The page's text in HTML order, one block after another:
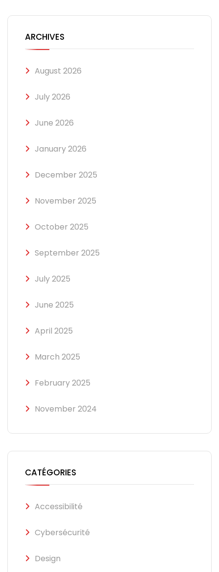
ARCHIVES
August 2026
July 2026
June 2026
January 2026
December 2025
November 2025
October 2025
September 2025
July 2025
June 2025
April 2025
March 2025
February 2025
November 2024
CATÉGORIES
Accessibilité
Cybersécurité
Design